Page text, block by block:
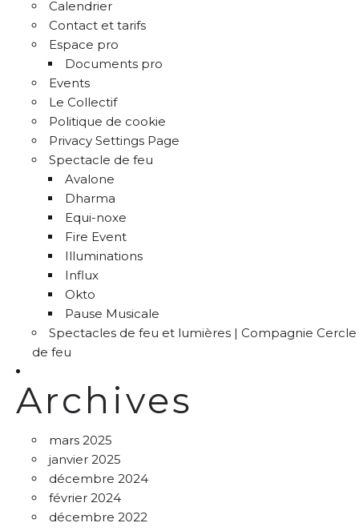
Calendrier
Contact et tarifs
Espace pro
Documents pro
Events
Le Collectif
Politique de cookie
Privacy Settings Page
Spectacle de feu
Avalone
Dharma
Equi-noxe
Fire Event
Illuminations
Influx
Okto
Pause Musicale
Spectacles de feu et lumières | Compagnie Cercle
de feu
Archives
mars 2025
janvier 2025
décembre 2024
février 2024
décembre 2022